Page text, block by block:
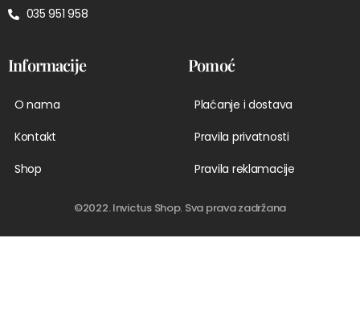
035 951 958
Informacije
O nama
Kontakt
Shop
Pomoć
Plaćanje i dostava
Pravila privatnosti
Pravila reklamacije
©2022. Invictus Shop. Sva prava zadržana